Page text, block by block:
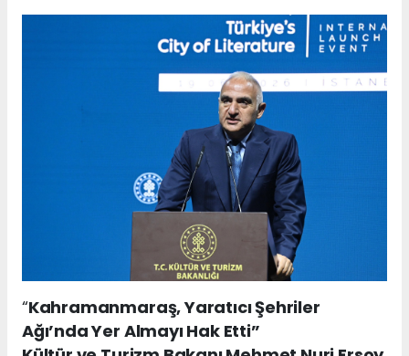
“Kahramanmaraş, Yaratıcı Şehriler
Ağı’nda Yer Almayı Hak Etti”